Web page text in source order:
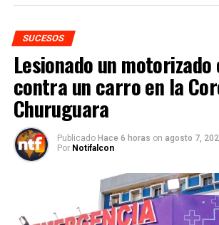
SUCESOS
Lesionado un motorizado
contra un carro en la
Churuguara
Publicado Hace 6 horas on agosto 7,
Por Notifalcon